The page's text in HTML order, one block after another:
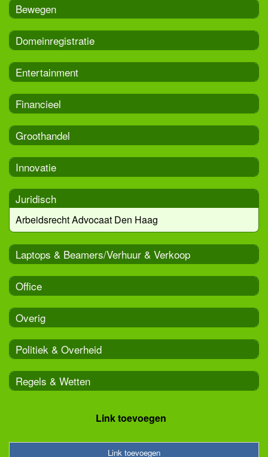
Bewegen
Domeinregistratie
Entertainment
Financieel
Groothandel
Innovatie
Juridisch
Arbeidsrecht Advocaat Den Haag
Laptops & Beamers/Verhuur & Verkoop
Office
Overig
Politiek & Overheid
Regels & Wetten
Link toevoegen
Link toevoegen